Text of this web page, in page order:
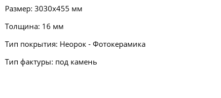
Размер: 3030х455 мм
Толщина: 16 мм
Тип покрытия: Неорок - Фотокерамика
Тип фактуры: под камень